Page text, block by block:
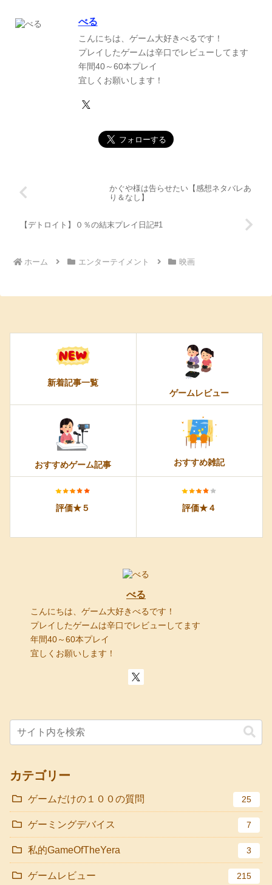
べる
こんにちは、ゲーム大好きべるです！
プレイしたゲームは辛口でレビューしてます
年間40～60本プレイ
宜しくお願いします！
かぐや様は告らせたい【感想ネタバレあ
り＆なし】
【デトロイト】０％の結末プレイ日記#1
ホーム エンターテイメント 映画
新着記事一覧
ゲームレビュー
おすすめゲーム記事 おすすめ雑記
評価★５ 評価★４
べる
こんにちは、ゲーム大好きべるです！
プレイしたゲームは辛口でレビューしてます
年間40～60本プレイ
宜しくお願いします！
カテゴリー
ゲームだけの１００の質問 25
ゲーミングデバイス 7
私的GameOfTheYera 3
ゲームレビュー 215